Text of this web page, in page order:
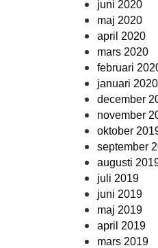
juni 2020
maj 2020
april 2020
mars 2020
februari
januari 2020
december
november
oktober
september
augusti
juli 2019
juni 2019
maj 2019
april 2019
mars 2019